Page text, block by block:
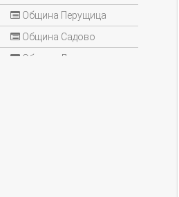
Община Перущица
Община Садово
Община Лъки